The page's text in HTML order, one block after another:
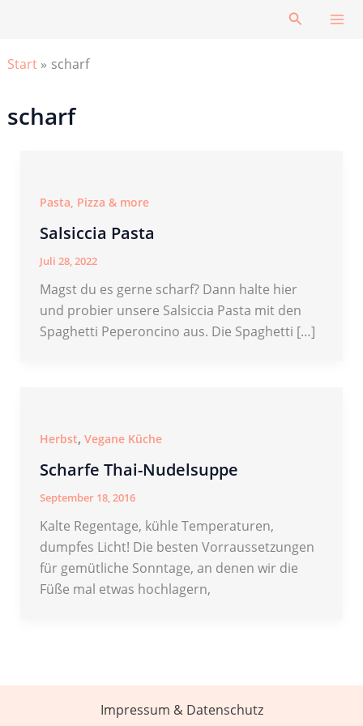
Suchen
Start scharf
scharf
Pasta, Pizza & more
Salsiccia Pasta
Juli 28, 2022
Magst du es gerne scharf? Dann halte hier
und probier unsere Salsiccia Pasta mit den
Spaghetti Peperoncino aus. Die Spaghetti […]
Herbst, Vegane Küche
Scharfe Thai-Nudelsuppe
September 18, 2016
Kalte Regentage, kühle Temperaturen,
dumpfes Licht! Die besten Vorraussetzungen
für gemütliche Sonntage, an denen wir die
Füße mal etwas hochlagern,
Impressum & Datenschutz